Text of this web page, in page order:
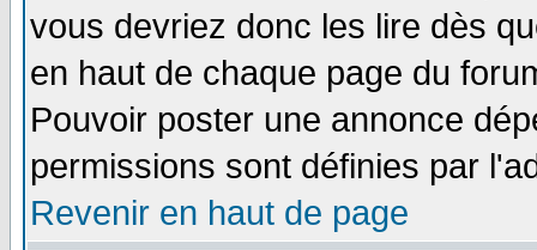
vous devriez donc les lire dès
en haut de chaque page du
Pouvoir poster une annonce
permissions sont définies par
Revenir en haut de page